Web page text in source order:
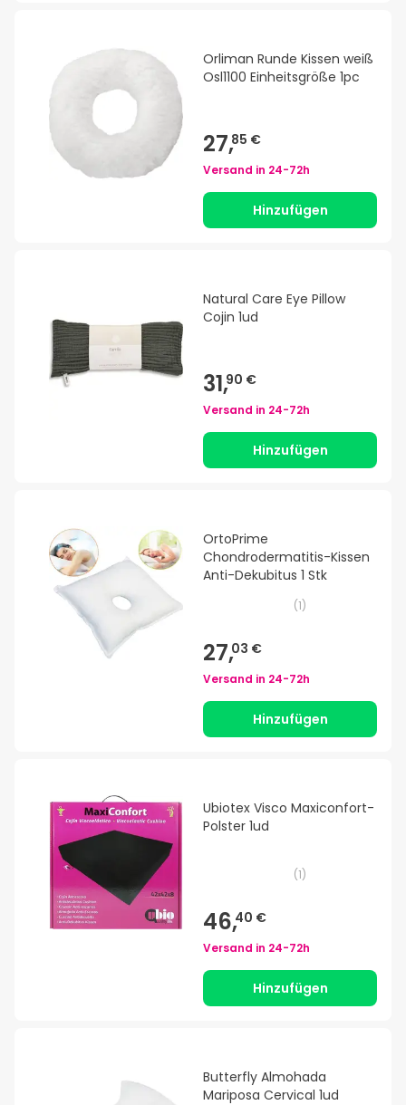
Orliman Runde Kissen weiß
Osl1100 Einheitsgröße 1pc
27,85 €
Versand in 24-72h
Hinzufügen
Natural Care Eye Pillow
Cojin 1ud
31,90 €
Versand in 24-72h
Hinzufügen
OrtoPrime
Chondrodermatitis-Kissen
Anti-Dekubitus 1 Stk
(1)
27,03 €
Versand in 24-72h
Hinzufügen
Ubiotex Visco Maxiconfort-
Polster 1ud
(1)
46,40 €
Versand in 24-72h
Hinzufügen
Butterfly Almohada
Mariposa Cervical 1ud